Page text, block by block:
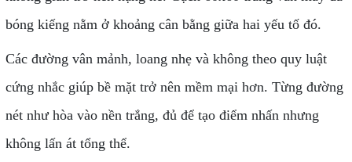
bóng kiếng nằm ở khoảng cân bằng giữa hai yếu tố đó.
Các đường vân mảnh, loang nhẹ và không theo quy luật
cứng nhắc giúp bề mặt trở nên mềm mại hơn. Từng đường
nét như hòa vào nền trắng, đủ để tạo điểm nhấn nhưng
không lấn át tổng thể.